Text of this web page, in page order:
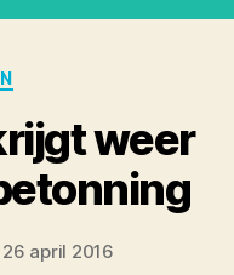
weer
26 april 2016